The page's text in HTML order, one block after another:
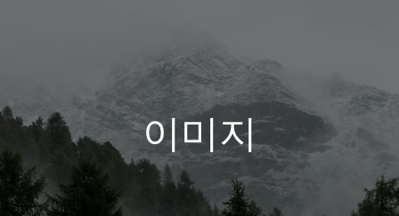
이미지